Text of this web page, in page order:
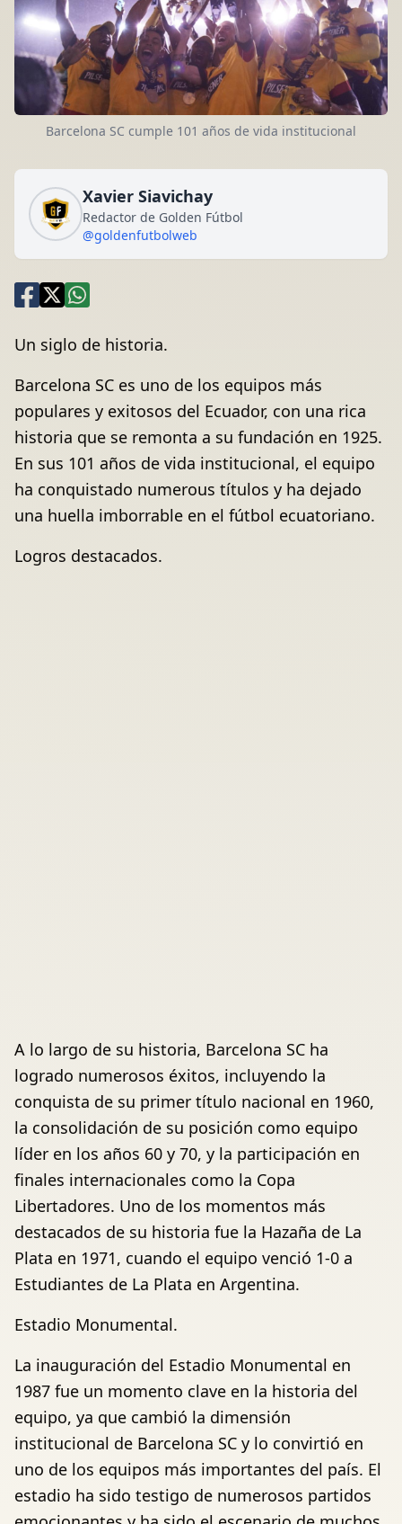
Barcelona SC cumple 101 años de vida institucional
Xavier Siavichay
Redactor de Golden Fútbol
@goldenfutbolweb
Un siglo de historia.
Barcelona SC es uno de los equipos más
populares y exitosos del Ecuador, con una rica
historia que se remonta a su fundación en 1925.
En sus 101 años de vida institucional, el equipo
ha conquistado numerous títulos y ha dejado
una huella imborrable en el fútbol ecuatoriano.
Logros destacados.
A lo largo de su historia, Barcelona SC ha
logrado numerosos éxitos, incluyendo la
conquista de su primer título nacional en 1960,
la consolidación de su posición como equipo
líder en los años 60 y 70, y la participación en
finales internacionales como la Copa
Libertadores. Uno de los momentos más
destacados de su historia fue la Hazaña de La
Plata en 1971, cuando el equipo venció 1-0 a
Estudiantes de La Plata en Argentina.
Estadio Monumental.
La inauguración del Estadio Monumental en
1987 fue un momento clave en la historia del
equipo, ya que cambió la dimensión
institucional de Barcelona SC y lo convirtió en
uno de los equipos más importantes del país. El
estadio ha sido testigo de numerosos partidos